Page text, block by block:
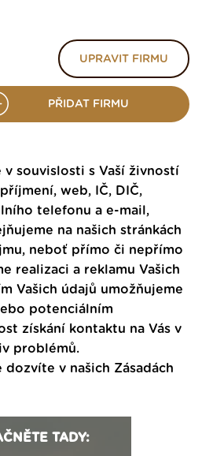
UPRAVIT FIRMU
PŘIDAT FIRMU
v souvislosti s Vaší živností
web, IČ, DIČ,
telefonu a e-mail,
na našich stránkách
neboť přímo či nepřímo
realizaci a reklamu Vašich
Vašich údajů umožňujeme
potenciálním
získání kontaktu na Vás v
problémů.
dozvíte v našich Zásadách
TADY: